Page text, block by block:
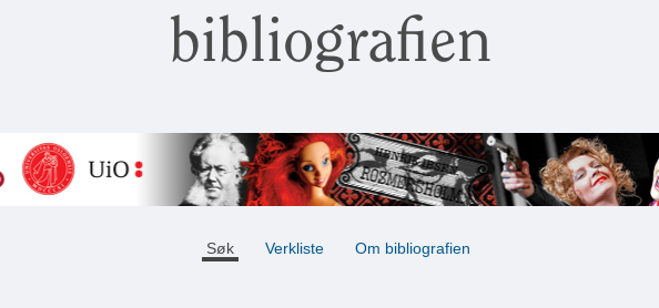
bibliografien
Søk Verkliste Om bibliografien